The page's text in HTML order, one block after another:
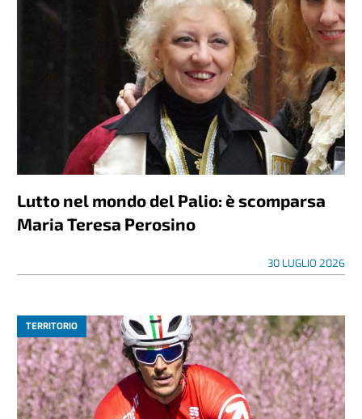
Lutto nel mondo del Palio: è scomparsa
Maria Teresa Perosino
30 LUGLIO 2026
TERRITORIO